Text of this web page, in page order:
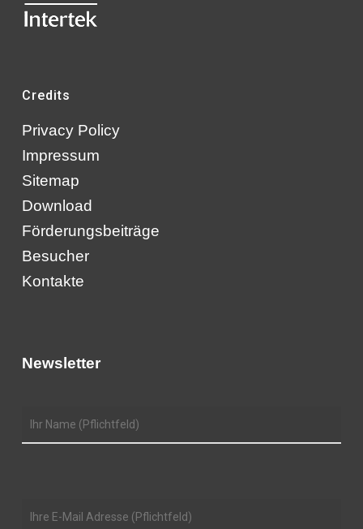
Credits
Privacy Policy
Impressum
Sitemap
Download
Förderungsbeiträge
Besucher
Kontakte
Newsletter